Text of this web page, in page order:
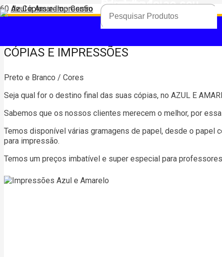
Produto
foi adicionado ao seu carrinho.
CÓPIAS E IMPRESSÕES
Preto e Branco / Cores
Seja qual for o destino final das suas cópias, no AZUL E
Sabemos que os nossos clientes merecem o melhor, por
Temos disponível várias gramagens de papel, desde o papel
para impressão.
Temos um preços imbatível e super especial para